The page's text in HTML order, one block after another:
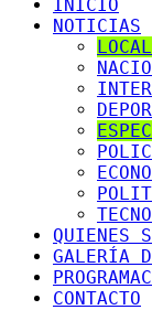
INICIO
NOTICIAS
QUIENES
GALERÍA
CONTACTO